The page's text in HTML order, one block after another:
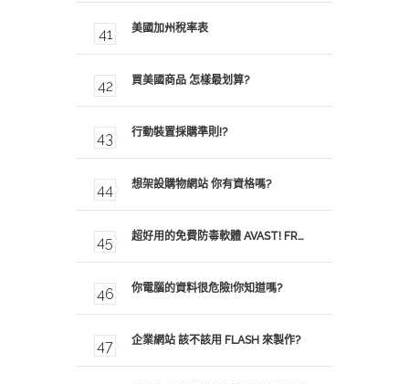
美國加州稅率表
買美國商品 怎樣最划算?
行動裝置採購準則!?
想架設購物網站 你有資格嗎?
超好用的免費防毒軟體 AVAST! FR…
你電腦的資料很危險!你知道嗎?
企業網站 該不該用 FLASH 來製作?